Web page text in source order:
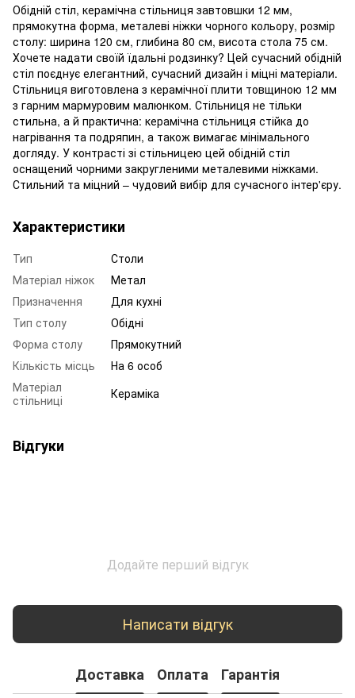
Обідній стіл, керамічна стільниця завтовшки 12 мм,
прямокутна форма, металеві ніжки чорного кольору, розмір
столу: ширина 120 см, глибина 80 см, висота стола 75 см.
Хочете надати своїй їдальні родзинку? Цей сучасний обідній
стіл поєднує елегантний, сучасний дизайн і міцні матеріали.
Стільниця виготовлена ​​з керамічної плити товщиною 12 мм
з гарним мармуровим малюнком. Стільниця не тільки
стильна, а й практична: керамічна стільниця стійка до
нагрівання та подряпин, а також вимагає мінімального
догляду. У контрасті зі стільницею цей обідній стіл
оснащений чорними закругленими металевими ніжками.
Стильний та міцний – чудовий вибір для сучасного інтер'єру.
Характеристики
Тип
Столи
Матеріал ніжок
Метал
Призначення
Для кухні
Тип столу
Обідні
Форма столу
Прямокутний
Кількість місць
На 6 особ
Матеріал
стільниці
Кераміка
Відгуки
Додайте перший відгук
Написати відгук
Доставка Оплата Гарантія